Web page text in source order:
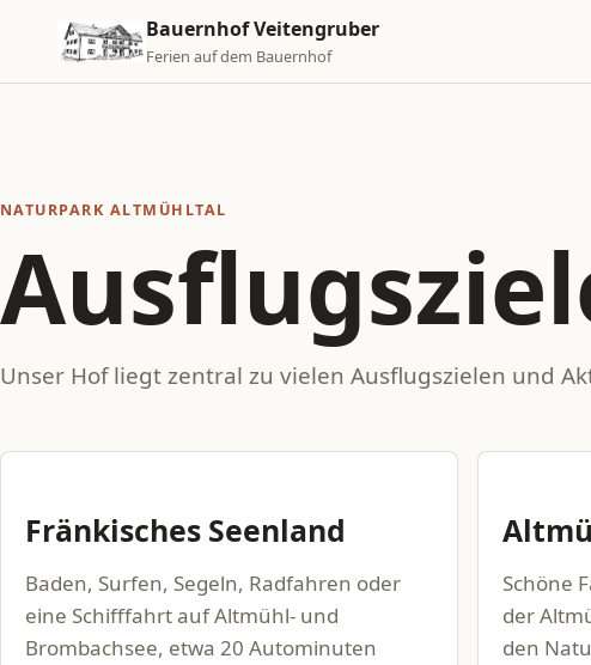
Zum Inhalt springenBauernhof Veitengruber
Ferien auf dem Bauernhof
NATURPARK ALTMÜHLTAL
Unser Hof liegt zentral zu vielen Ausflugszielen und
Fränkisches Seenland
Baden, Surfen, Segeln, Radfahren oder
eine Schifffahrt auf Altmühl- und
Brombachsee, etwa 20 Autominuten
Schöne
der
den